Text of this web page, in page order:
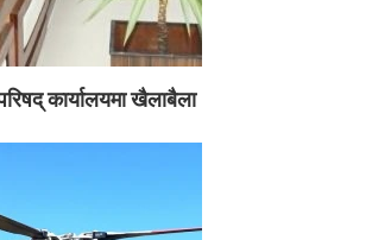
कार्यालयमा खैलाबैला